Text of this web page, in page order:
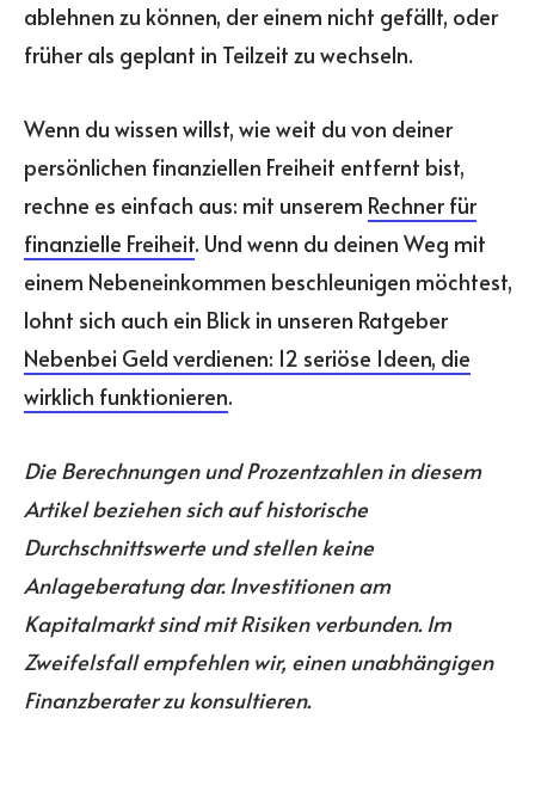
ablehnen zu können, der einem nicht gefällt, oder
früher als geplant in Teilzeit zu wechseln.
Wenn du wissen willst, wie weit du von deiner
persönlichen finanziellen Freiheit entfernt bist,
rechne es einfach aus: mit unserem Rechner für
finanzielle Freiheit. Und wenn du deinen Weg mit
einem Nebeneinkommen beschleunigen möchtest,
lohnt sich auch ein Blick in unseren Ratgeber
Nebenbei Geld verdienen: 12 seriöse Ideen, die
wirklich funktionieren.
Die Berechnungen und Prozentzahlen in diesem
Artikel beziehen sich auf historische
Durchschnittswerte und stellen keine
Anlageberatung dar. Investitionen am
Kapitalmarkt sind mit Risiken verbunden. Im
Zweifelsfall empfehlen wir, einen unabhängigen
Finanzberater zu konsultieren.